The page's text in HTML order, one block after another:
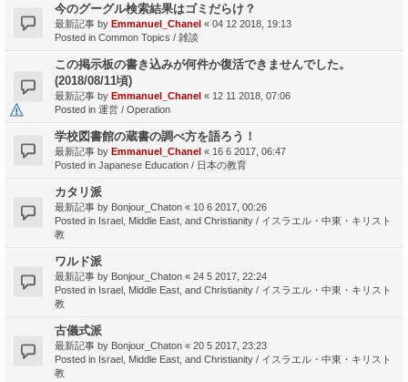
今のグーグル検索結果はゴミだらけ？
最新記事 by Emmanuel_Chanel « 04 12 2018, 19:13
Posted in Common Topics / 雑談
この掲示板の書き込みが何件か復活できませんでした。
(2018/08/11頃)
最新記事 by Emmanuel_Chanel « 12 11 2018, 07:06
Posted in 運営 / Operation
学校図書館の蔵書の調べ方を語ろう！
最新記事 by Emmanuel_Chanel « 16 6 2017, 06:47
Posted in Japanese Education / 日本の教育
カタリ派
最新記事 by Bonjour_Chaton « 10 6 2017, 00:26
Posted in Israel, Middle East, and Christianity / イスラエル・中東・キリスト
教
ワルド派
最新記事 by Bonjour_Chaton « 24 5 2017, 22:24
Posted in Israel, Middle East, and Christianity / イスラエル・中東・キリスト
教
古儀式派
最新記事 by Bonjour_Chaton « 20 5 2017, 23:23
Posted in Israel, Middle East, and Christianity / イスラエル・中東・キリスト
教